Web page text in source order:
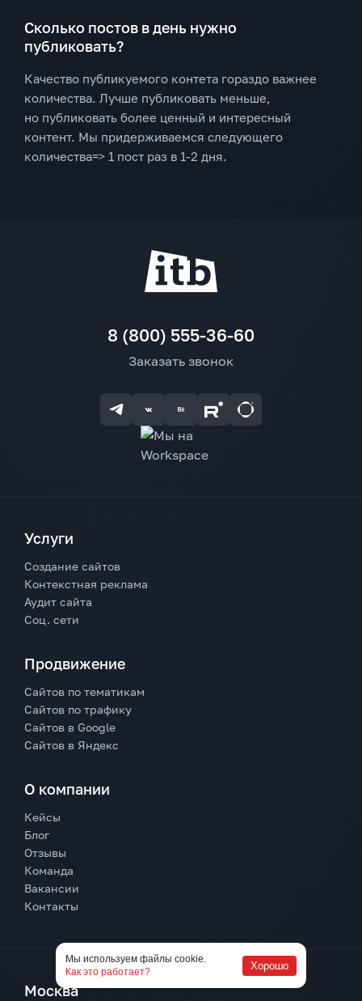
Сколько постов в день нужно
публиковать?
Качество публикуемого контета гораздо важнее
количества. Лучше публиковать меньше,
но публиковать более ценный и интересный
контент. Мы придерживаемся следующего
количества=> 1 пост раз в 1-2 дня.
8 (800) 555-36-60
Заказать звонок
Услуги
Создание сайтов
Контекстная реклама
Аудит сайта
Соц. сети
Продвижение
Сайтов по тематикам
Сайтов по трафику
Сайтов в Google
Сайтов в Яндекс
О компании
Кейсы
Блог
Отзывы
Команда
Вакансии
Контакты
Москва
Мы используем файлы cookie.
Как это работает?
Хорошо